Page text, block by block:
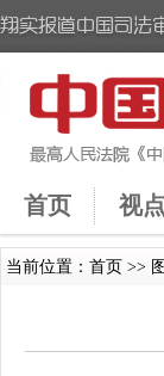
首页 视点
当前位置： 首页 >>